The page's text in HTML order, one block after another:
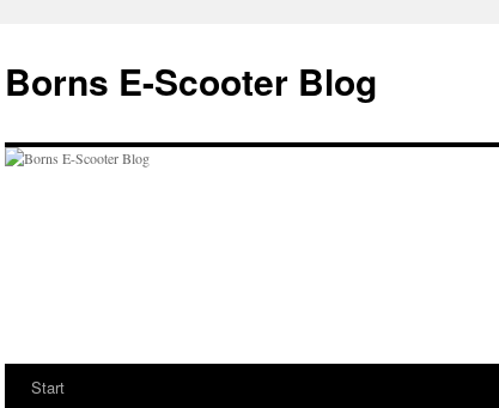
springen
Borns E-Scooter Blog
Start